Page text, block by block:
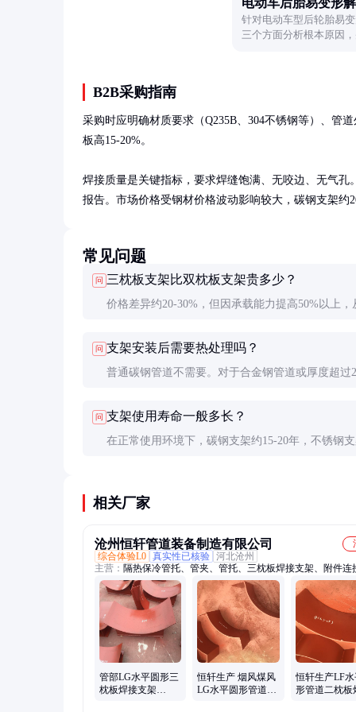
电动车后胎易变形
针对电动车型后轮胎易
三个方面分析根本原因
B2B采购指南
采购时应明确材质要求（Q235B、304不锈钢等）、管
板高15-20%。
焊接质量是关键指标，要求焊缝饱满、无咬边、无气
报告。市场价格受钢材价格波动影响较大，碳钢支架约
常见问题
问 三枕板支架比双枕板支架贵多少？
价格差异约20-30%，但因承载能力提高50%以上，
管道，三枕板支架是更优选择。
问 支架安装后需要热处理吗？
普通碳钢管道不需要。对于合金钢管道或厚度超过
计规范执行。
问 支架使用寿命一般多长？
在正常使用环境下，碳钢支架约15-20年，不锈钢
相关厂家
沧州恒轩管道装备制造有限公司
综合体验L0 真实性已核验 河北沧州
主营： 隔热保冷管托、管夹、管托、三枕板焊接支架、附件连
弹簧支吊架
管部LG水平圆形三
枕板焊接支架
恒轩生产 烟风煤风
LG水平圆形管道三
恒轩生产LF
形管道二枕板